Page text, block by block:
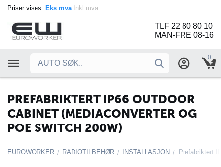
Priser vises: Eks mva Inkl mva
TLF 22 80 80 10
MAN-FRE 08-16
0
PREFABRIKTERT IP66 OUTDOOR
CABINET (MEDIACONVERTER OG
POE SWITCH 200W)
EUROWORKER / RADIOTILBEHØR / INSTALLASJON /